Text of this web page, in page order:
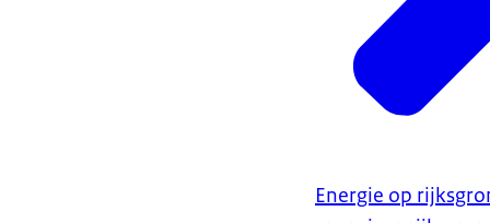
Energie op